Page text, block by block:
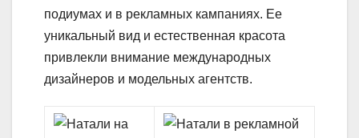
подиумах и в рекламных кампаниях. Ее
уникальный вид и естественная красота
привлекли внимание международных
дизайнеров и модельных агентств.